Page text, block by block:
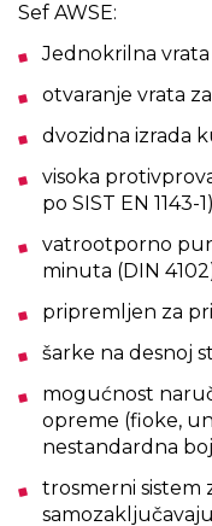
Sef AWSE:
Jednokrilna
otvaranje vrata za
dvozidna izrada
visoka
po SIST EN 1143-
vatrootporno
minuta (DIN
pripremljen za
šarke na desnoj
mogućnost
opreme (fioke,
nestandardna
trosmerni sistem